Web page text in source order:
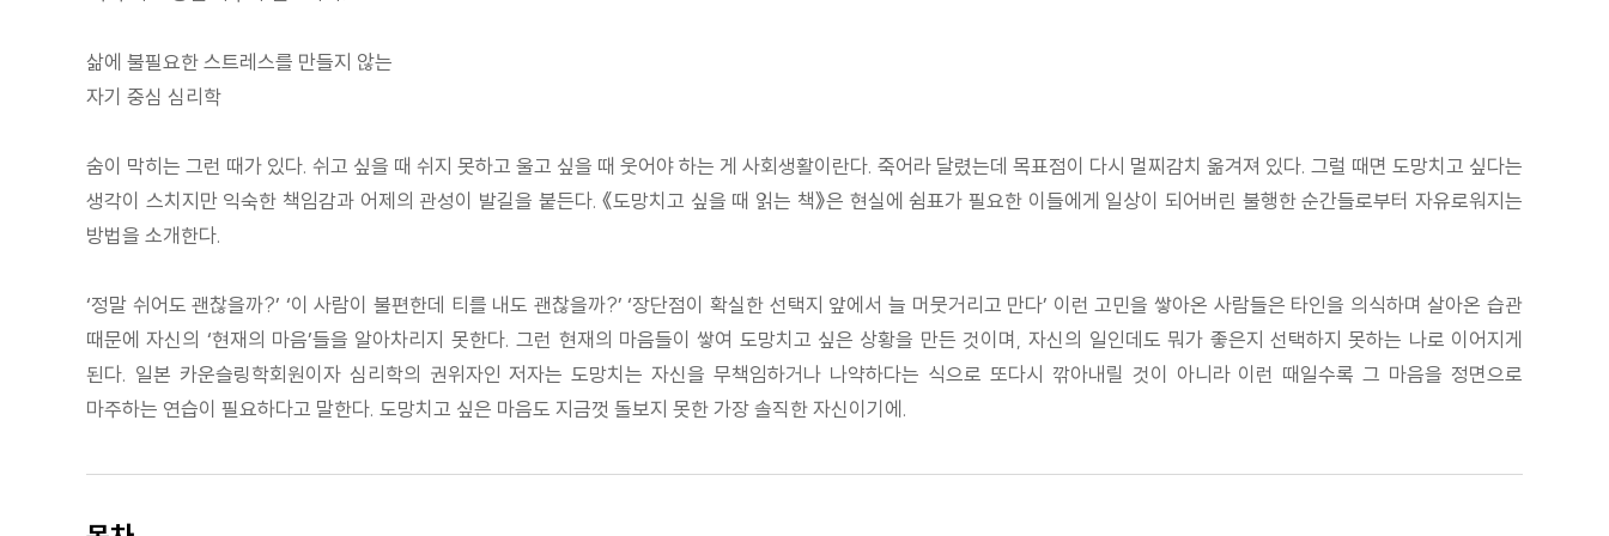
삶에 불필요한 스트레스를 만들지 않는
자기 중심 심리학
숨이 막히는 그런 때가 있다. 쉬고 싶을 때 쉬지 못하고 울고 싶을 때 웃어야 하는 게 사회생활이란다. 죽어라 달렸는데 목표점이 다시 멀찌감치 옮겨져 있다. 그럴 때면 도망치고 싶다는
생각이 스치지만 익숙한 책임감과 어제의 관성이 발길을 붙든다. 《도망치고 싶을 때 읽는 책》은 현실에 쉼표가 필요한 이들에게 일상이 되어버린 불행한 순간들로부터 자유로워지는
방법을 소개한다.
‘정말 쉬어도 괜찮을까?’ ‘이 사람이 불편한데 티를 내도 괜찮을까?’ ‘장단점이 확실한 선택지 앞에서 늘 머뭇거리고 만다’ 이런 고민을 쌓아온 사람들은 타인을 의식하며 살아온 습관
때문에 자신의 ‘현재의 마음’들을 알아차리지 못한다. 그런 현재의 마음들이 쌓여 도망치고 싶은 상황을 만든 것이며, 자신의 일인데도 뭐가 좋은지 선택하지 못하는 나로 이어지게
된다. 일본 카운슬링학회원이자 심리학의 권위자인 저자는 도망치는 자신을 무책임하거나 나약하다는 식으로 또다시 깎아내릴 것이 아니라 이런 때일수록 그 마음을 정면으로
마주하는 연습이 필요하다고 말한다. 도망치고 싶은 마음도 지금껏 돌보지 못한 가장 솔직한 자신이기에.